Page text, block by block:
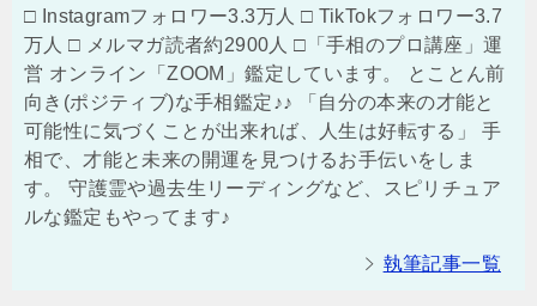
□ Instagramフォロワー3.3万人 □ TikTokフォロワー3.7
万人 □ メルマガ読者約2900人 □「手相のプロ講座」運
営 オンライン「ZOOM」鑑定しています。 とことん前
向き(ポジティブ)な手相鑑定♪♪ 「自分の本来の才能と
可能性に気づくことが出来れば、人生は好転する」 手
相で、才能と未来の開運を見つけるお手伝いをしま
す。 守護霊や過去生リーディングなど、スピリチュア
ルな鑑定もやってます♪
執筆記事一覧